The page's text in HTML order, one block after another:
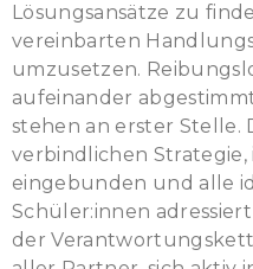
Lösungsansätze zu
vereinbarten
umzusetzen.
aufeinander
stehen an erster
verbindlichen
eingebunden und alle
Schüler:innen
der